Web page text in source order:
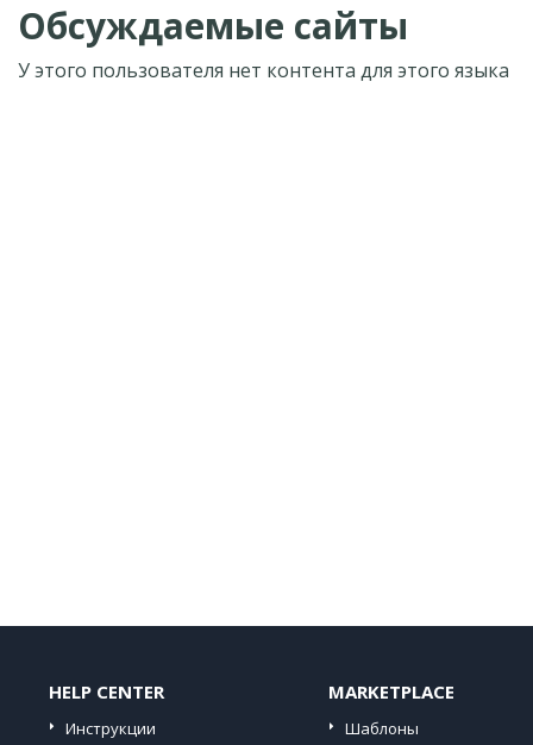
Обсуждаемые сайты
У этого пользователя нет контента для этого языка
HELP CENTER
Инструкции
MARKETPLACE
Шаблоны